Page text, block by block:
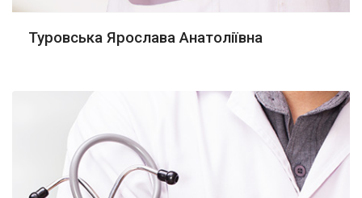
Туровська Ярослава Анатоліївна